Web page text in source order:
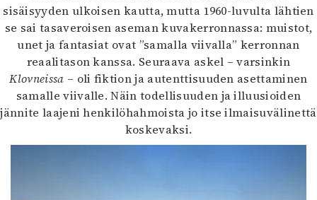
sisäisyyden ulkoisen kautta, mutta 1960-luvulta lähtien
se sai tasaveroisen aseman kuvakerronnassa: muistot,
unet ja fantasiat ovat ”samalla viivalla” kerronnan
reaalitason kanssa. Seuraava askel – varsinkin
Klovneissa – oli fiktion ja autenttisuuden asettaminen
samalle viivalle. Näin todellisuuden ja illuusioiden
jännite laajeni henkilöhahmoista jo itse ilmaisuvälinettä
koskevaksi.